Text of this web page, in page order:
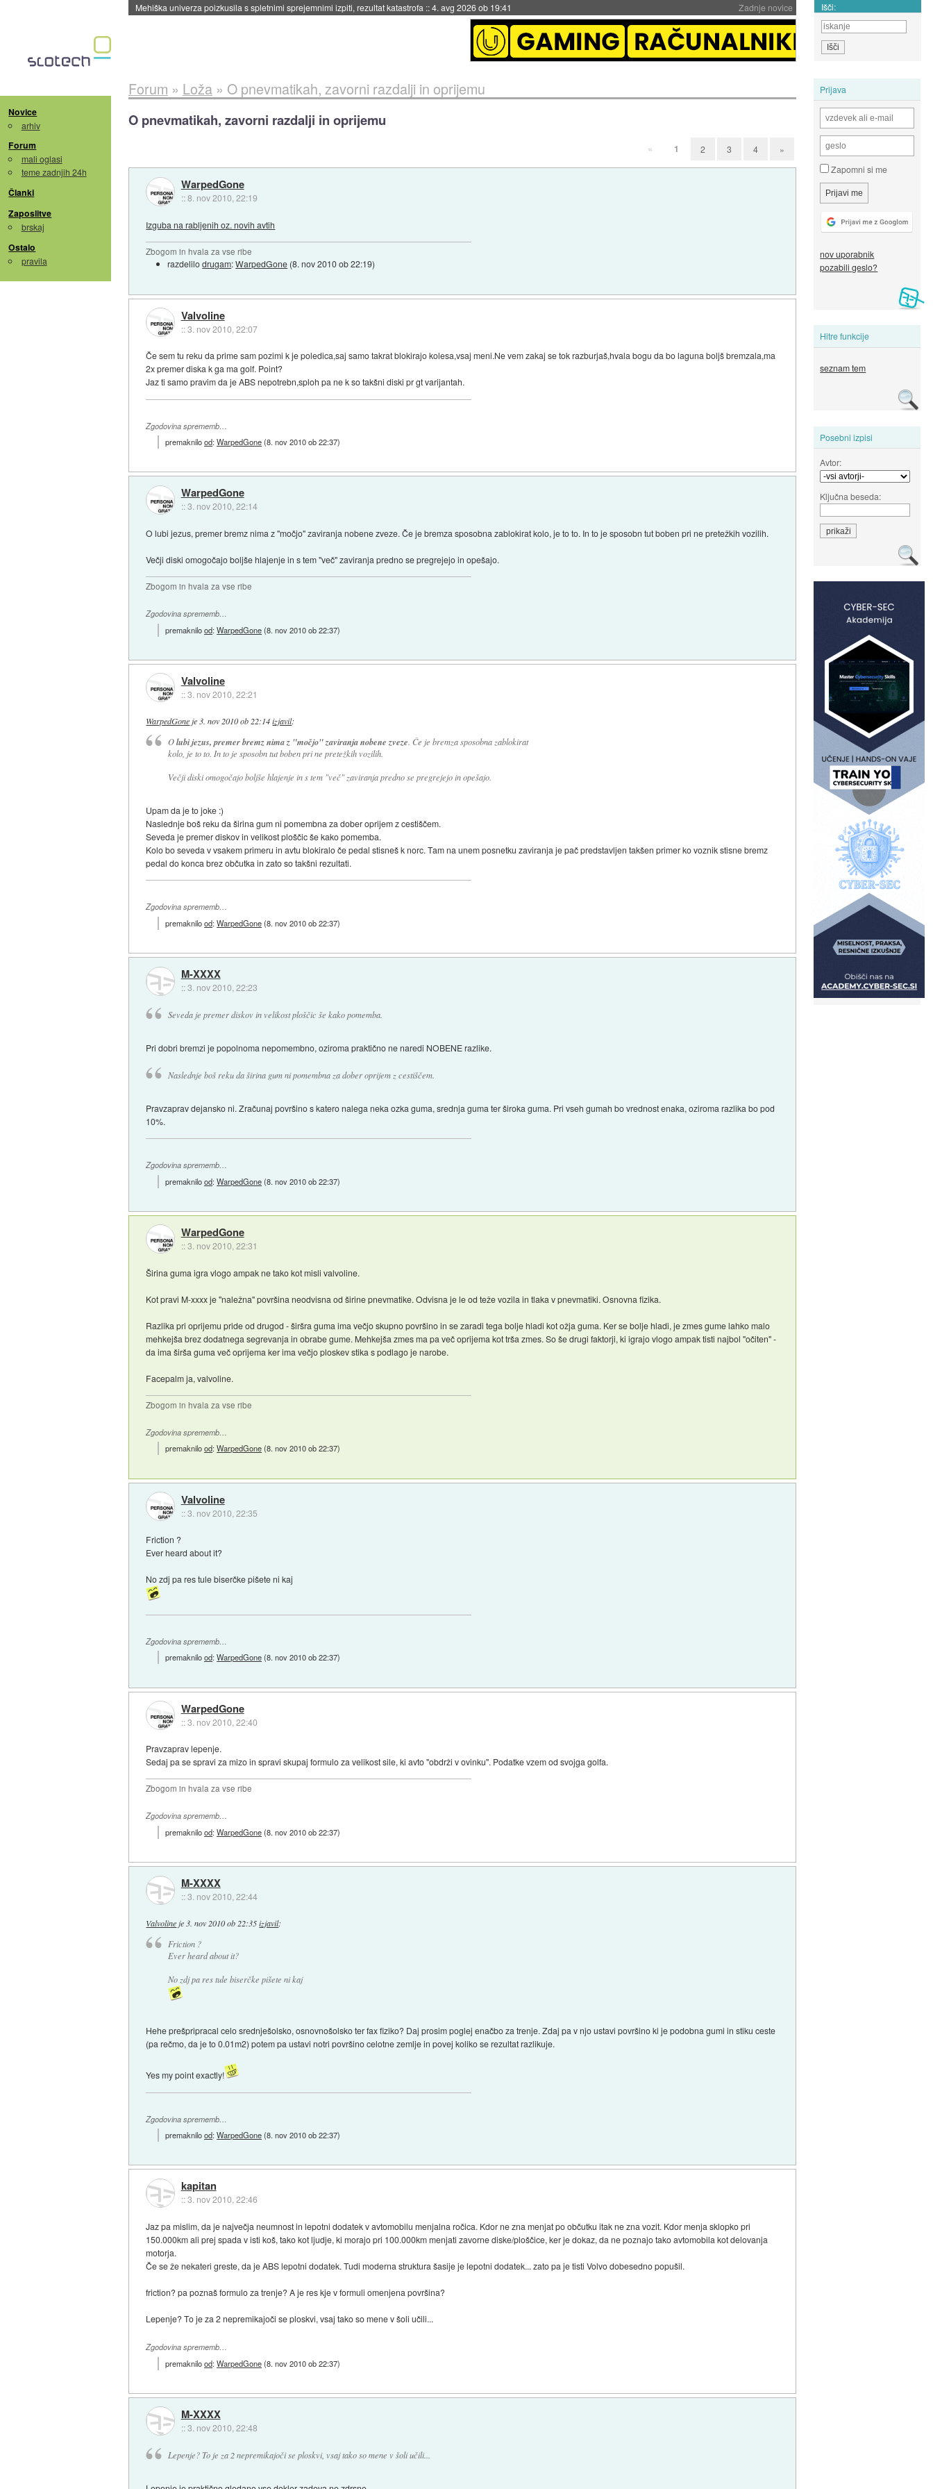
Zadnje novice
Evropska vesoljska agencija razvija svojo raketo za večkratno uporabo::4. avg 2026 ob 19:41 Išči:
Novice
arhiv
Forum
mali oglasi
teme zadnjih 24h
Članki
Zaposlitve
brskaj
Ostalo
pravila
Prijava
Zapomni si me
nov uporabnik
pozabili geslo?
Hitre funkcije
seznam tem
Posebni izpisi
Avtor:
Ključna beseda:
Forum » Loža» O pnevmatikah, zavorni razdalji in oprijemu
O pnevmatikah, zavorni razdalji in oprijemu
« 1 2 3 4 »
WarpedGone
::8. nov 2010, 22:19
Izguba na rabljenih oz. novih avtih
Zbogom in hvala za vse ribe
razdelilodrugam:WarpedGone (8. nov 2010 ob 22:19)
Valvoline
::3. nov 2010, 22:07
Če sem tu reku da prime sam pozimi k je poledica,saj samo takrat blokirajo kolesa,vsaj meni.Ne vem zakaj se tok razburjaš,hvala bogu da bo laguna boljš bremzala,ma
2x premer diska k ga ma golf. Point?
Jaz ti samo pravim da je ABS nepotrebn,sploh pa ne k so takšni diski pr gt varijantah.
Zgodovina sprememb…
premaknilood:WarpedGone(8. nov 2010 ob 22:37)
WarpedGone
::3. nov 2010, 22:14
O lubi jezus, premer bremz nima z "močjo" zaviranja nobene zveze. Če je bremza sposobna zablokirat kolo, je to to. In to je sposobn tut boben pri ne pretežkih vozilih.
Večji diski omogočajo boljše hlajenje in s tem "več" zaviranja predno se pregrejejo in opešajo.
Zbogom in hvala za vse ribe
Zgodovina sprememb…
premaknilood:WarpedGone(8. nov 2010 ob 22:37)
Valvoline
::3. nov 2010, 22:21
WarpedGone je 3. nov 2010 ob 22:14 izjavil:
Olubi jezus, premer bremz nima z "močjo" zaviranja nobene zveze. Če je bremza sposobna zablokirat
kolo, je to to. In to je sposobn tut boben pri ne pretežkih vozilih.
Večji diski omogočajo boljše hlajenje in s tem "več" zaviranja predno se pregrejejo in opešajo.
Upam da je to joke :)
Naslednje boš reku da širina gum ni pomembna za dober oprijem z cestiščem.
Seveda je premer diskov in velikost ploščic še kako pomemba.
Kolo bo seveda v vsakem primeru in avtu blokiralo če pedal stisneš k norc. Tam na unem posnetku zaviranja je pač predstavljen takšen primer ko voznik stisne bremz
pedal do konca brez občutka in zato so takšni rezultati.
Zgodovina sprememb…
premaknilood:WarpedGone(8. nov 2010 ob 22:37)
M-XXXX
::3. nov 2010, 22:23
Seveda je premer diskov in velikost ploščic še kako pomemba.
Pri dobri bremzi je popolnoma nepomembno, oziroma praktično ne naredi NOBENE razlike.
Naslednje boš reku da širina gum ni pomembna za dober oprijem z cestiščem.
Pravzaprav dejansko ni. Zračunaj površino s katero nalega neka ozka guma, srednja guma ter široka guma. Pri vseh gumah bo vrednost enaka, oziroma razlika bo pod
10%.
Zgodovina sprememb…
premaknilood:WarpedGone(8. nov 2010 ob 22:37)
WarpedGone
::3. nov 2010, 22:31
Širina guma igra vlogo ampak ne tako kot misli valvoline.
Kot pravi M-xxxx je "naležna" površina neodvisna od širine pnevmatike. Odvisna je le od teže vozila in tlaka v pnevmatiki. Osnovna fizika.
Razlika pri oprijemu pride od drugod - širšra guma ima večjo skupno površino in se zaradi tega bolje hladi kot ožja guma. Ker se bolje hladi, je zmes gume lahko malo
mehkejša brez dodatnega segrevanja in obrabe gume. Mehkejša zmes ma pa več oprijema kot trša zmes. So še drugi faktorji, ki igrajo vlogo ampak tisti najbol "očiten" -
da ima širša guma več oprijema ker ima večjo ploskev stika s podlago je narobe.
Facepalm ja, valvoline.
Zbogom in hvala za vse ribe
Zgodovina sprememb…
premaknilood:WarpedGone(8. nov 2010 ob 22:37)
Valvoline
::3. nov 2010, 22:35
Friction ?
Ever heard about it?
No zdj pa res tule biserčke pišete ni kaj
Zgodovina sprememb…
premaknilood:WarpedGone(8. nov 2010 ob 22:37)
WarpedGone
::3. nov 2010, 22:40
Pravzaprav lepenje.
Sedaj pa se spravi za mizo in spravi skupaj formulo za velikost sile, ki avto "obdrži v ovinku". Podatke vzem od svojga golfa.
Zbogom in hvala za vse ribe
Zgodovina sprememb…
premaknilood:WarpedGone(8. nov 2010 ob 22:37)
M-XXXX
::3. nov 2010, 22:44
Valvoline je 3. nov 2010 ob 22:35 izjavil:
Friction ?
Ever heard about it?
No zdj pa res tule biserčke pišete ni kaj
Hehe prešpripracal celo srednješolsko, osnovnošolsko ter fax fiziko? Daj prosim poglej enačbo za trenje. Zdaj pa v njo ustavi površino ki je podobna gumi in stiku ceste
(pa rečmo, da je to 0.01m2) potem pa ustavi notri površino celotne zemlje in povej koliko se rezultat razlikuje.
Yes my point exactly!
Zgodovina sprememb…
premaknilood:WarpedGone(8. nov 2010 ob 22:37)
kapitan
::3. nov 2010, 22:46
Jaz pa mislim, da je največja neumnost in lepotni dodatek v avtomobilu menjalna ročica. Kdor ne zna menjat po občutku itak ne zna vozit. Kdor menja sklopko pri
150.000km ali prej spada v isti koš, tako kot ljudje, ki morajo pri 100.000km menjati zavorne diske/ploščice, ker je dokaz, da ne poznajo tako avtomobila kot delovanja
motorja.
Če se že nekateri greste, da je ABS lepotni dodatek. Tudi moderna struktura šasije je lepotni dodatek... zato pa je tisti Volvo dobesedno popušil.
friction? pa poznaš formulo za trenje? A je res kje v formuli omenjena površina?
Lepenje? To je za 2 nepremikajoči se ploskvi, vsaj tako so mene v šoli učili...
Zgodovina sprememb…
premaknilood:WarpedGone(8. nov 2010 ob 22:37)
M-XXXX
::3. nov 2010, 22:48
Lepenje? To je za 2 nepremikajoči se ploskvi, vsaj tako so mene v šoli učili...